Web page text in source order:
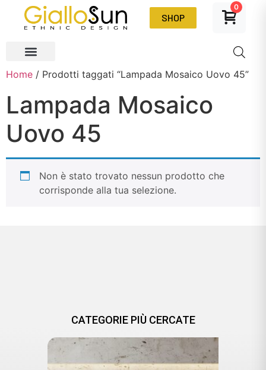
SHOP
0
Home / Prodotti taggati “Lampada Mosaico Uovo 45”
Lampada Mosaico
Uovo 45
Non è stato trovato nessun prodotto che
corrisponde alla tua selezione.
CATEGORIE PIÙ CERCATE